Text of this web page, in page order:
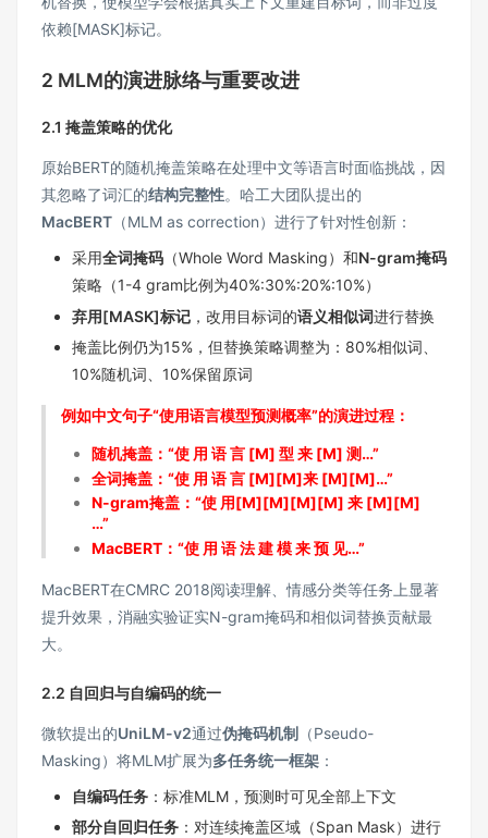
依赖[MASK]标记。
2 MLM的演进脉络与重要改进
2.1 掩盖策略的优化
原始BERT的随机掩盖策略在处理中文等语言时面临挑战，因
其忽略了词汇的结构完整性。哈工大团队提出的
MacBERT （MLM as correction）进行了针对性创新：
采用全词掩码 （Whole Word Masking）和N-gram掩码
策略（1-4 gram比例为40%:30%:20%:10%）
弃用[MASK]标记 ，改用目标词的语义相似词进行替换
掩盖比例仍为15%，但替换策略调整为：80%相似词、
10%随机词、10%保留原词
例如中文句子“使用语言模型预测概率”的演进过程：
随机掩盖：“使 用 语 言 [M] 型 来 [M] 测…”
全词掩盖：“使 用 语 言 [M][M]来 [M][M]…”
N-gram掩盖：“使 用[M][M][M][M] 来 [M][M]
…”
MacBERT：“使 用 语 法 建 模 来 预 见…”
MacBERT在CMRC 2018阅读理解、情感分类等任务上显著
提升效果，消融实验证实N-gram掩码和相似词替换贡献最
大。
2.2 自回归与自编码的统一
微软提出的UniLM-v2通过伪掩码机制 （Pseudo-
Masking）将MLM扩展为多任务统一框架 ：
自编码任务 ：标准MLM，预测时可见全部上下文
部分自回归任务 ：对连续掩盖区域（Span Mask）进行